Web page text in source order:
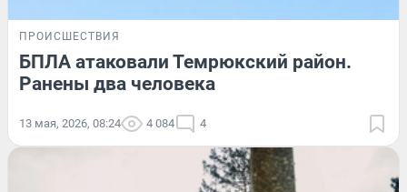
ПРОИСШЕСТВИЯ
БПЛА атаковали Темрюкский район.
Ранены два человека
13 мая, 2026, 08:24 4 084 4